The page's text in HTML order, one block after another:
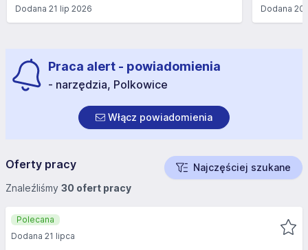
Dodana 21 lip 2026 Dodana20
Praca alert - powiadomienia
- narzędzia, Polkowice
Włącz powiadomienia
Oferty pracy
Najczęściej szukane
Znaleźliśmy 30 ofert pracy
Polecana
Dodana 21 lipca